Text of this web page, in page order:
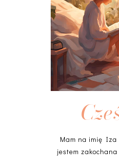
Mam na imię Iza
jestem